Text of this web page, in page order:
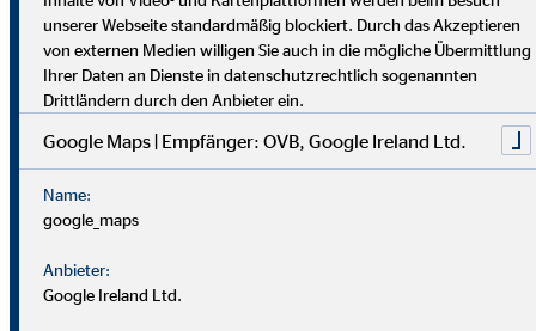
Wissen praktisch an. Nach einer Job-Pause kannst du flexibel
einsteigen, und Finanzprofis finden bei uns neue Chancen.
unserer Webseite standardmäßig blockiert. Durch das Akzeptieren
von externen Medien willigen Sie auch in die mögliche Übermittlung
Ihrer Daten an Dienste in datenschutzrechtlich sogenannten
Drittländern durch den Anbieter ein.
Google Maps | Empfänger: OVB, Google Ireland Ltd.
Name:
google_maps
Anbieter:
Google Ireland Ltd.